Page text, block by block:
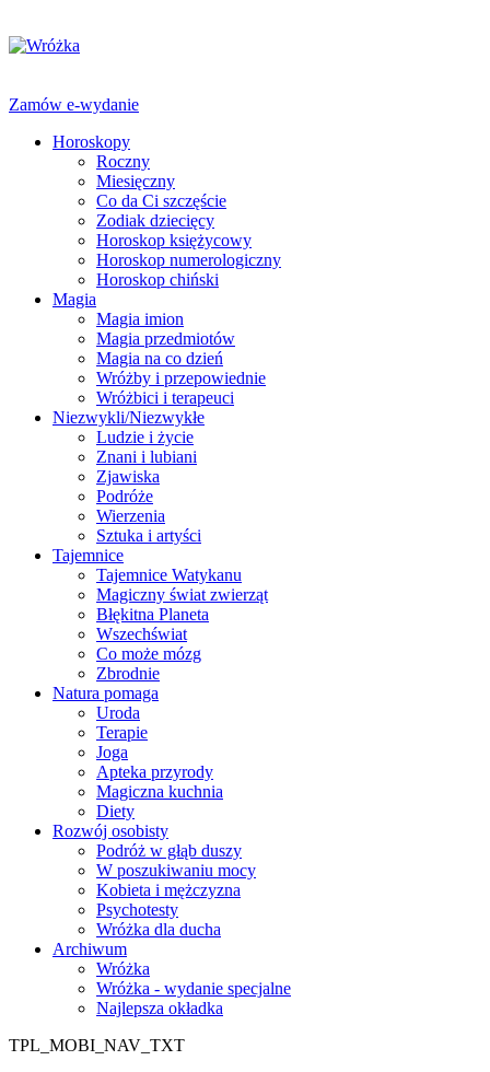
Zamów e-wydanie
Horoskopy
Roczny
Miesięczny
Co da Ci szczęście
Zodiak dziecięcy
Horoskop księżycowy
Horoskop numerologiczny
Horoskop chiński
Magia
Magia imion
Magia przedmiotów
Magia na co dzień
Wróżby i przepowiednie
Wróżbici i terapeuci
Niezwykli/Niezwykłe
Ludzie i życie
Znani i lubiani
Zjawiska
Podróże
Wierzenia
Sztuka i artyści
Tajemnice
Tajemnice Watykanu
Magiczny świat zwierząt
Błękitna Planeta
Wszechświat
Co może mózg
Zbrodnie
Natura pomaga
Uroda
Terapie
Joga
Apteka przyrody
Magiczna kuchnia
Diety
Rozwój osobisty
Podróż w głąb duszy
W poszukiwaniu mocy
Kobieta i mężczyzna
Psychotesty
Wróżka dla ducha
Archiwum
Wróżka
Wróżka - wydanie specjalne
Najlepsza okładka
TPL_MOBI_NAV_TXT